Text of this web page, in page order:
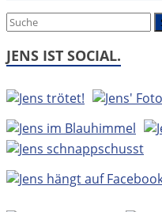
JENS IST SOCIAL.